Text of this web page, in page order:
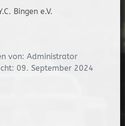
Bingen e.V.
von: Administrator
09. September 2024
Clubrestaurant
Fulder Aue / Ilmen Aue ab